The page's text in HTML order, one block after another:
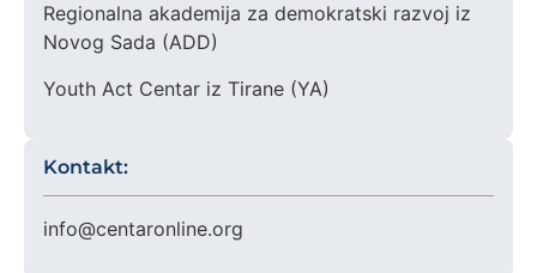
Regionalna akademija za demokratski razvoj iz
Novog Sada (ADD)
Youth Act Centar iz Tirane (YA)
Kontakt:
info@centaronline.org